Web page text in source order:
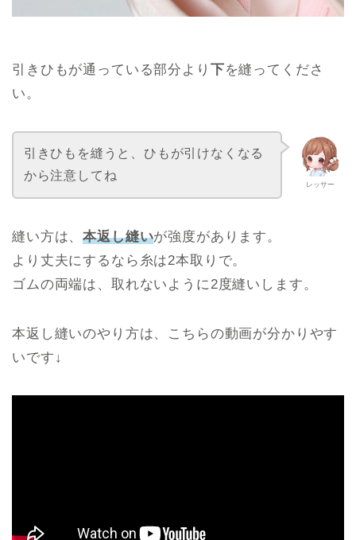
引きひもが通っている部分より 下を縫ってくださ
い。
レッサー
引きひもを縫うと、ひもが引けなくなる
から注意してね
縫い方は、本返し縫いが強度があります。
より丈夫にするなら糸は2本取りで。
ゴムの両端は、取れないように2度縫いします。
本返し縫いのやり方は、こちらの動画が分かりやす
いです↓